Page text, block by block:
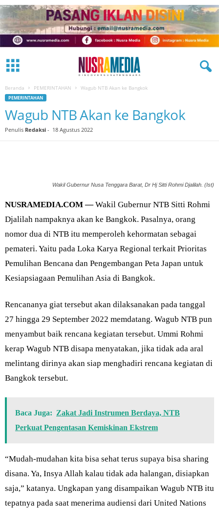
Beranda PEMERINTAHAN Wagub NTB Akan ke Bangkok
PEMERINTAHAN
Wagub NTB Akan ke Bangkok
Penulis Redaksi - 18 Agustus 2022
Wakil Gubernur Nusa Tenggara Barat, Dr Hj Sitti Rohmi Djalilah. (Ist)
NUSRAMEDIA.COM —Wakil Gubernur NTB Sitti Rohmi
Djalilah nampaknya akan ke Bangkok. Pasalnya, orang
nomor dua di NTB itu memperoleh kehormatan sebagai
pemateri. Yaitu pada Loka Karya Regional terkait Prioritas
Pemulihan Bencana dan Pengembangan Peta Japan untuk
Kesiapsiagaan Pemulihan Asia di Bangkok.
Rencananya giat tersebut akan dilaksanakan pada tanggal
27 hingga 29 September 2022 memdatang. Wagub NTB pun
menyambut baik rencana kegiatan tersebut. Ummi Rohmi
kerap Wagub NTB disapa menyatakan, jika tidak ada aral
melintang dirinya akan siap menghadiri rencana kegiatan di
Bangkok tersebut.
Baca Juga: Zakat Jadi Instrumen Berdaya, NTB
Perkuat Pengentasan Kemiskinan Ekstrem
“Mudah-mudahan kita bisa sehat terus supaya bisa sharing
disana. Ya, Insya Allah kalau tidak ada halangan, disiapkan
saja,” katanya. Ungkapan yang disampaikan Wagub NTB itu
tepatnya pada saat menerima audiensi dari United Nations